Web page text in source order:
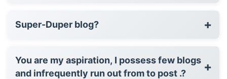
Super-Duper blog? +
You are my aspiration, I possess few blogs
and infrequently run out from to post .?
+